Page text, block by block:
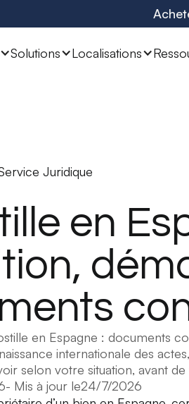
Solutions Localisations
Juridique
en
en Espagne : documents
internationale des
selon votre situation, avant de
- Mis à jour le24/7/2026